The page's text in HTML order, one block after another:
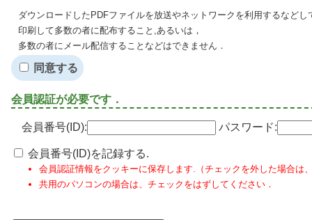
ダウンロードしたPDFファイルを放送やネットワークを利用するなど
印刷して多数の者に配布すること,あるいは，
多数の者にメール配信することなどはできません．
同意する
会員認証が必要です．
会員番号(ID): パスワード:
会員番号(ID)を記録する.
会員認証情報をクッキーに保存します.（チェックを外した場合は
共用のパソコンの場合は、チェックをはずしてください．